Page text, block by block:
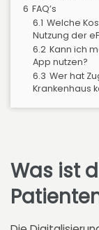
6 FAQ’s
6.1 Welche
Nutzung der
6.2 Kann ich
App nutzen?
6.3 Wer hat
Krankenhaus
Was ist